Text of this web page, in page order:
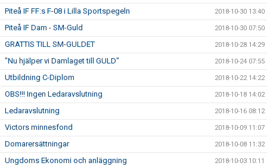
Piteå IF FF:s F-08 i Lilla Sportspegeln 2018-10-30 13:40
Piteå IF Dam - SM-Guld 2018-10-30 07:50
GRATTIS TILL SM-GULDET 2018-10-28 14:29
"Nu hjälper vi Damlaget till GULD" 2018-10-24 07:55
Utbildning C-Diplom 2018-10-22 14:22
OBS!!! Ingen Ledaravslutning 2018-10-18 14:02
Ledaravslutning 2018-10-16 08:12
Victors minnesfond 2018-10-09 11:07
Domarersättningar 2018-10-08 11:32
Ungdoms Ekonomi och anläggning 2018-10-03 10:11